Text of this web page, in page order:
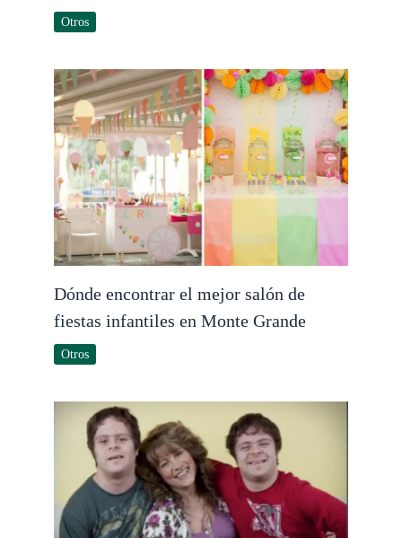
Otros
Dónde encontrar el mejor salón de
fiestas infantiles en Monte Grande
Otros